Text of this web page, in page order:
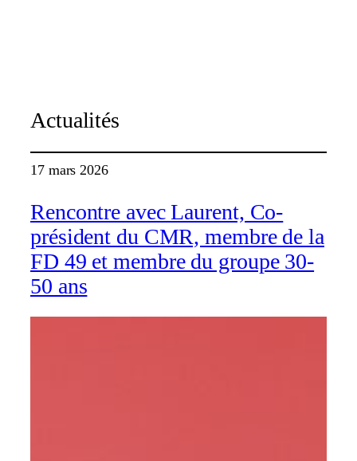
Actualités
17 mars 2026
Rencontre avec Laurent, Co-
président du CMR, membre de la
FD 49 et membre du groupe 30-
50 ans